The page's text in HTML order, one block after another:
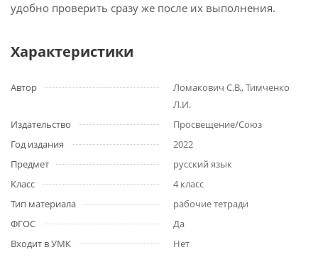
удобно проверить сразу же после их выполнения.
Характеристики
Автор
Ломакович С.В., Тимченко
Л.И.
Издательство
Просвещение/Союз
Год издания
2022
Предмет
русский язык
Класс
4 класс
Тип материала
рабочие тетради
ФГОС
Да
Входит в УМК
Нет